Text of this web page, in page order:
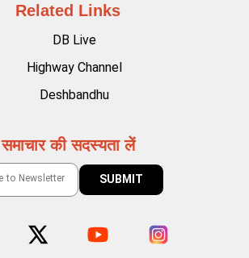
Related Links
DB Live
Highway Channel
Deshbandhu
समाचार की सदस्यता लें